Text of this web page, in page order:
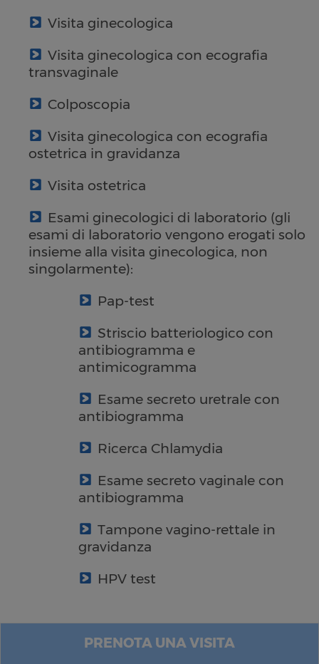
PRENOTA UNA VISITA
Visita ginecologica
Visita ginecologica con ecografia
transvaginale
Colposcopia
Visita ginecologica con ecografia
ostetrica in gravidanza
Visita ostetrica
Esami ginecologici di laboratorio (gli
esami di laboratorio vengono erogati solo
insieme alla visita ginecologica, non
singolarmente):
Pap-test
Striscio batteriologico con
antibiogramma e
antimicogramma
Esame secreto uretrale con
antibiogramma
Ricerca Chlamydia
Esame secreto vaginale con
antibiogramma
Tampone vagino-rettale in
gravidanza
HPV test